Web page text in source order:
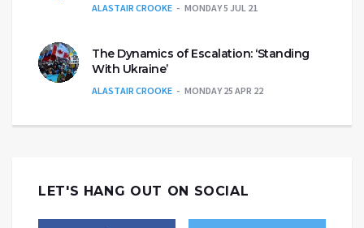
ALASTAIR CROOKE MONDAY 5 JUL 21
The Dynamics of Escalation: ‘Standing
With Ukraine’
ALASTAIR CROOKE MONDAY 25 APR 22
LET'S HANG OUT ON SOCIAL